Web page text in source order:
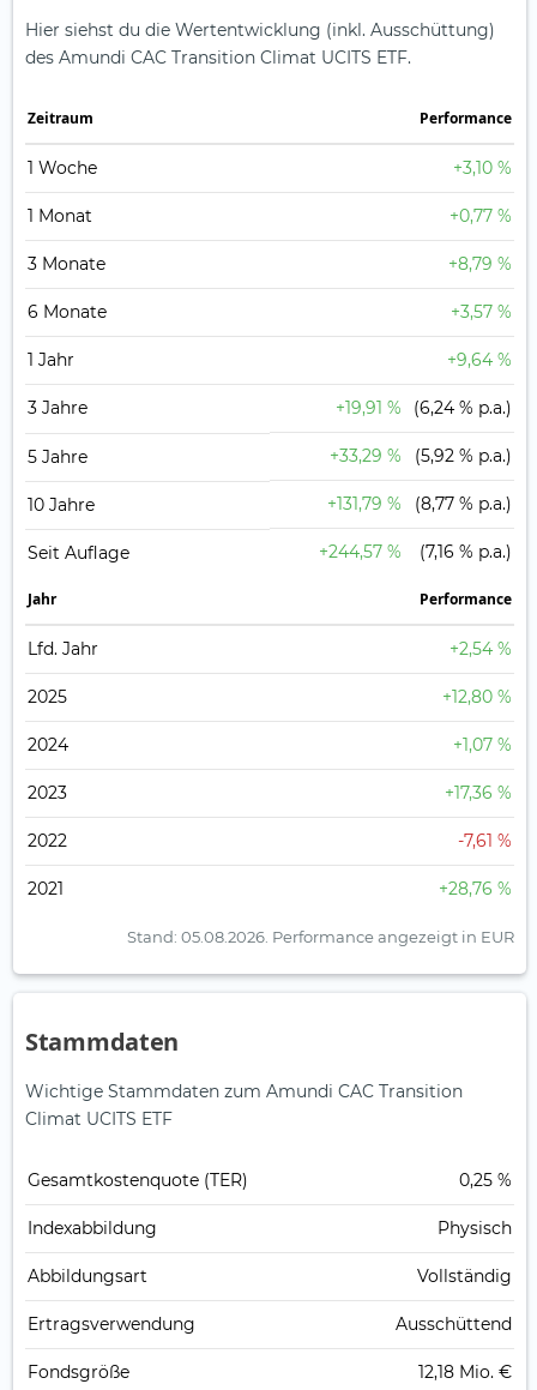
Hier siehst du die Wertentwicklung (inkl. Ausschüttung)
des Amundi CAC Transition Climat UCITS ETF.
Zeit­raum Perfor­mance
1 Woche +3,10 %
1 Monat +0,77 %
3 Monate +8,79 %
6 Monate +3,57 %
1 Jahr +9,64 %
3 Jahre +19,91 % (6,24 % p.a.)
5 Jahre +33,29 % (5,92 % p.a.)
10 Jahre +131,79 % (8,77 % p.a.)
Seit Auflage +244,57 % (7,16 % p.a.)
Jahr Perfor­mance
Lfd. Jahr +2,54 %
2025 +12,80 %
2024 +1,07 %
2023 +17,36 %
2022 -7,61 %
2021 +28,76 %
Stand: 05.08.2026. Performance angezeigt in EUR
Stammdaten
Wichtige Stammdaten zum Amundi CAC Transition
Climat UCITS ETF
Gesamt­kosten­quote (TER) 0,25 %
Index­abbildung Physisch
Abbildungs­art Vollständig
Ertrags­verwendung Ausschüttend
Fonds­größe 12,18 Mio. €